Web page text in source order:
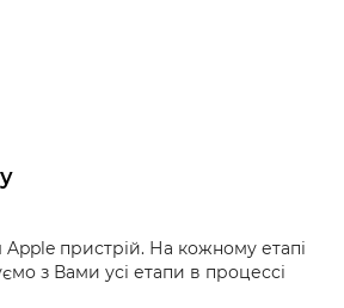
пристрій. На кожному етапі
з Вами усі етапи в процессі